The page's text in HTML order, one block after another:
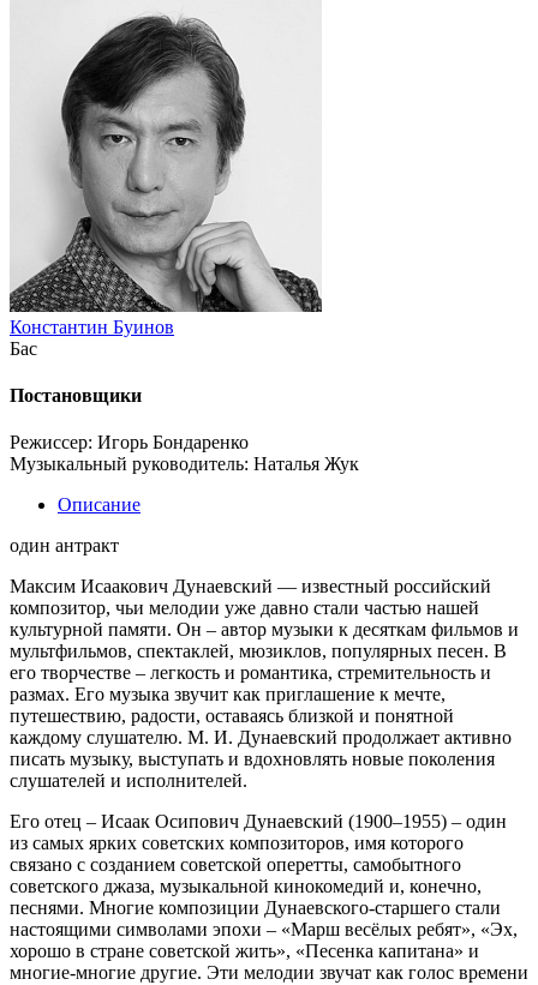
Константин Буинов
Бас
Постановщики
Режиссер: Игорь Бондаренко
Музыкальный руководитель: Наталья Жук
Описание
один антракт
Максим Исаакович Дунаевский — известный российский
композитор, чьи мелодии уже давно стали частью нашей
культурной памяти. Он – автор музыки к десяткам фильмов и
мультфильмов, спектаклей, мюзиклов, популярных песен. В
его творчестве – легкость и романтика, стремительность и
размах. Его музыка звучит как приглашение к мечте,
путешествию, радости, оставаясь близкой и понятной
каждому слушателю. М. И. Дунаевский продолжает активно
писать музыку, выступать и вдохновлять новые поколения
слушателей и исполнителей.
Его отец – Исаак Осипович Дунаевский (1900–1955) – один
из самых ярких советских композиторов, имя которого
связано с созданием советской оперетты, самобытного
советского джаза, музыкальной кинокомедий и, конечно,
песнями. Многие композиции Дунаевского-старшего стали
настоящими символами эпохи – «Марш весёлых ребят», «Эх,
хорошо в стране советской жить», «Песенка капитана» и
многие-многие другие. Эти мелодии звучат как голос времени